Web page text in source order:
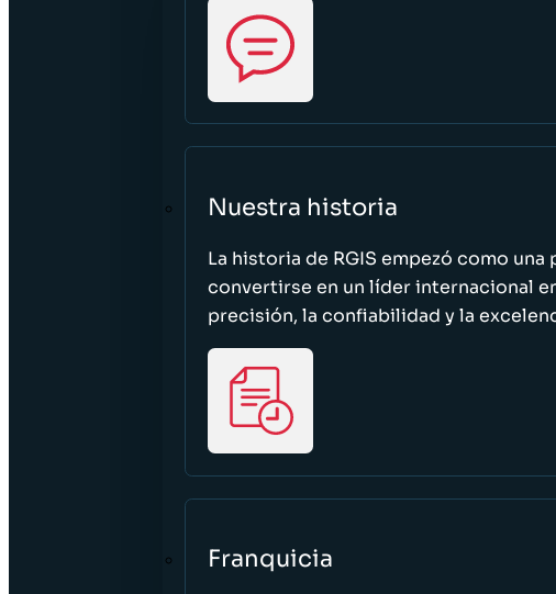
Nuestra historia
La historia de RGIS empezó como
convertirse en un líder internacional
precisión, la confiabilidad y la
Franquicia